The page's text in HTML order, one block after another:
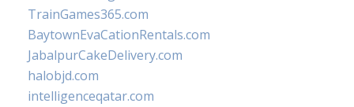
TrainGames365.com
BaytownEvaCationRentals.com
JabalpurCakeDelivery.com
halobjd.com
intelligenceqatar.com